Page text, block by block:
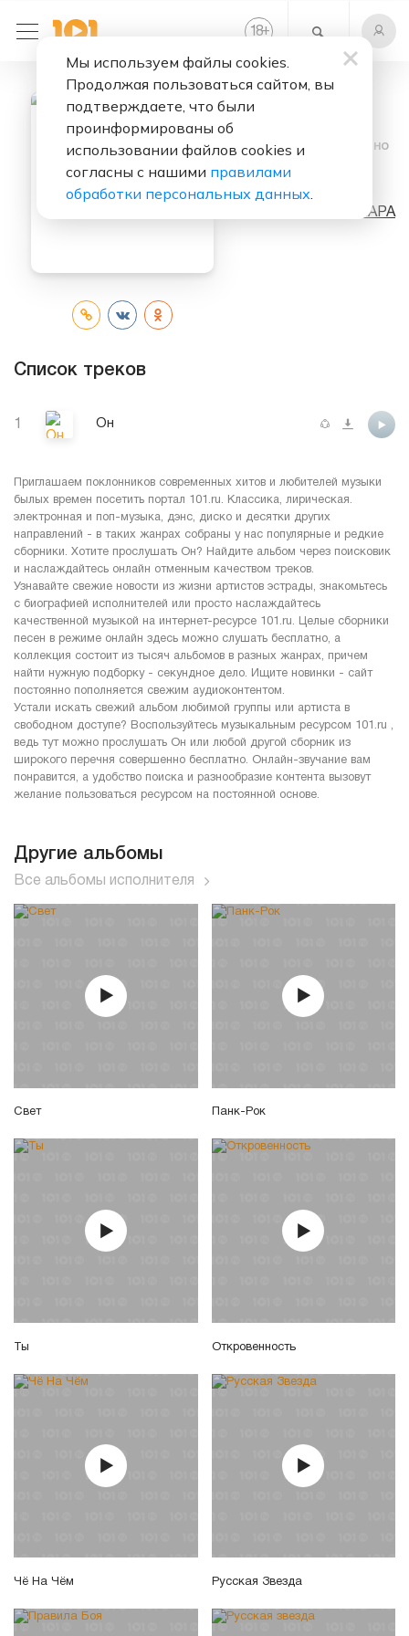
18+
Слушать бесплатно
Он
МАРА
Список треков
1 Он
Приглашаем поклонников современных хитов и любителей музыки
былых времен посетить портал 101.ru. Классика, лирическая.
электронная и поп-музыка, дэнс, диско и десятки других
направлений - в таких жанрах собраны у нас популярные и редкие
сборники. Хотите прослушать Он? Найдите альбом через поисковик
и наслаждайтесь онлайн отменным качеством треков.
Узнавайте свежие новости из жизни артистов эстрады, знакомьтесь
с биографией исполнителей или просто наслаждайтесь
качественной музыкой на интернет-ресурсе 101.ru. Целые сборники
песен в режиме онлайн здесь можно слушать бесплатно, а
коллекция состоит из тысяч альбомов в разных жанрах, причем
найти нужную подборку - секундное дело. Ищите новинки - сайт
постоянно пополняется свежим аудиоконтентом.
Устали искать свежий альбом любимой группы или артиста в
свободном доступе? Воспользуйтесь музыкальным ресурсом 101.ru ,
ведь тут можно прослушать Он или любой другой сборник из
широкого перечня совершенно бесплатно. Онлайн-звучание вам
понравится, а удобство поиска и разнообразие контента вызовут
желание пользоваться ресурсом на постоянной основе.
Другие альбомы
Все альбомы исполнителя
Свет Панк-Рок
Ты Откровенность
Чё На Чём Русская Звезда
Мы используем файлы cookies.
Продолжая пользоваться сайтом, вы
подтверждаете, что были
проинформированы об
использовании файлов cookies и
согласны с нашими правилами
обработки персональных данных.